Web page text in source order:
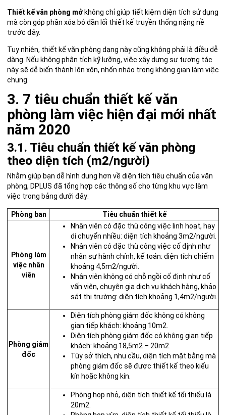
Thiết kế văn phòng mở không chỉ giúp tiết kiệm diện tích sử dụng
mà còn góp phần xóa bỏ dần lối thiết kế truyền thống nặng nề
trước đây.
Tuy nhiên, thiết kế văn phòng dạng này cũng không phải là điều dễ
dàng. Nếu không phân tích kỹ lưỡng, việc xây dựng sự tương tác
này sẽ dễ biến thành lộn xộn, nhốn nháo trong không gian làm việc
chung.
3. 7 tiêu chuẩn thiết kế văn
phòng làm việc hiện đại mới nhất
năm 2020
3.1. Tiêu chuẩn thiết kế văn phòng
theo diện tích (m2/người)
Nhằm giúp bạn dễ hình dung hơn về diện tích tiêu chuẩn của văn
phòng, DPLUS đã tổng hợp các thông số cho từng khu vực làm
việc trong bảng dưới đây:
Phòng ban Tiêu chuẩn thiết kế
Phòng làm
việc nhân
viên
Nhân viên có đặc thù công việc linh hoạt, hay
di chuyển nhiều: diện tích khoảng 3m2/người.
Nhân viên có đặc thù công việc cố định như
nhân sự hành chính, kế toán: diện tích chiếm
khoảng 4,5m2/người.
Nhân viên không có chỗ ngồi cố định như cố
vấn viên, chuyên gia dịch vụ khách hàng, khảo
sát thị trường: diện tích khoảng 1,4m2/người.
Phòng giám
đốc
Diện tích phòng giám đốc không có không
gian tiếp khách: khoảng 10m2.
Diện tích phòng giám đốc có không gian tiếp
khách: khoảng 18,5m2 – 20m2.
Tùy sở thích, nhu cầu, diện tích mặt bằng mà
phòng giám đốc sẽ được thiết kế theo kiểu
kín hoặc không kín.
Phòng họp nhỏ, diện tích thiết kế tối thiểu là
20m2.